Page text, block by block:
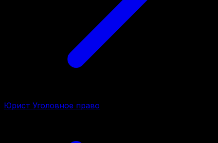
Юрист Уголовное право